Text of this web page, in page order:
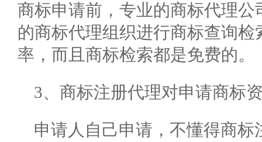
商标申请前，专业的商标代理
的商标代理组织进行商标查询
率，而且商标检索都是免费的。
3、商标注册代理对申请商标
申请人自己申请，不懂得商